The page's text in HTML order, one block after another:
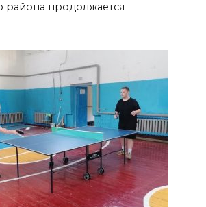
района продолжается